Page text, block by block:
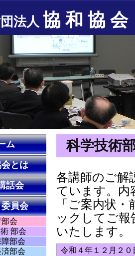
法人 協 和 協 会
ム
とは
話会
員会
会
部会
部会
部会
科学技術
各講師のご解
ています。内
「ご案内状
ックしてご
いたします。
令和４年１２月２